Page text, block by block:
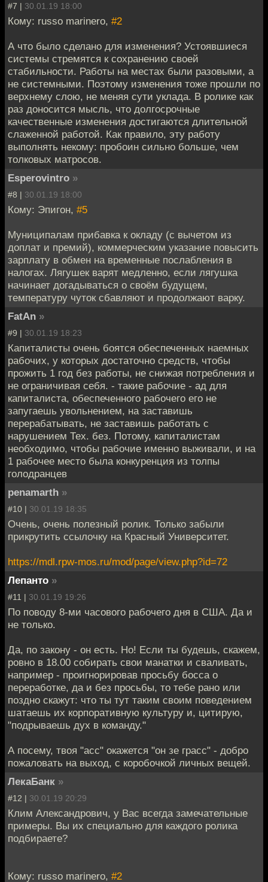
#7 | 30.01.19 18:00
Кому: russo marinero, #2
А что было сделано для изменения? Устоявшиеся
системы стремятся к сохранению своей
стабильности. Работы на местах были разовыми, а
не системными. Поэтому изменения тоже прошли по
верхнему слою, не меняя сути уклада. В ролике как
раз доносится мысль, что долгосрочные
качественные изменения достигаются длительной
слаженной работой. Как правило, эту работу
выполнять некому: пробоин сильно больше, чем
толковых матросов.
Esperovintro »
#8 | 30.01.19 18:00
Кому: Эпигон, #5
Муниципалам прибавка к окладу (с вычетом из
доплат и премий), коммерческим указание повысить
зарплату в обмен на временные послабления в
налогах. Лягушек варят медленно, если лягушка
начинает догадываться о своём будущем,
температуру чуток сбавляют и продолжают варку.
FatAn »
#9 | 30.01.19 18:23
Капиталисты очень боятся обеспеченных наемных
рабочих, у которых достаточно средств, чтобы
прожить 1 год без работы, не снижая потребления и
не ограничивая себя. - такие рабочие - ад для
капиталиста, обеспеченного рабочего его не
запугаешь увольнением, на заставишь
перерабатывать, не заставишь работать с
нарушением Тех. без. Потому, капиталистам
необходимо, чтобы рабочие именно выживали, и на
1 рабочее место была конкуренция из толпы
голодранцев
penamarth »
#10 | 30.01.19 18:35
Очень, очень полезный ролик. Только забыли
прикрутить ссылочку на Красный Университет.
https://mdl.rpw-mos.ru/mod/page/view.php?id=72
Лепанто »
#11 | 30.01.19 19:26
По поводу 8-ми часового рабочего дня в США. Да и
не только.
Да, по закону - он есть. Но! Если ты будешь, скажем,
ровно в 18.00 собирать свои манатки и сваливать,
например - проигнорировав просьбу босса о
переработке, да и без просьбы, то тебе рано или
поздно скажут: что ты тут таким своим поведением
шатаешь их корпоративную культуру и, цитирую,
"подрываешь дух в команду."
А посему, твоя "асс" окажется "он зе грасс" - добро
пожаловать на выход, с коробочкой личных вещей.
ЛекаБанк »
#12 | 30.01.19 20:29
Клим Александрович, у Вас всегда замечательные
примеры. Вы их специально для каждого ролика
подбираете?
Кому: russo marinero, #2